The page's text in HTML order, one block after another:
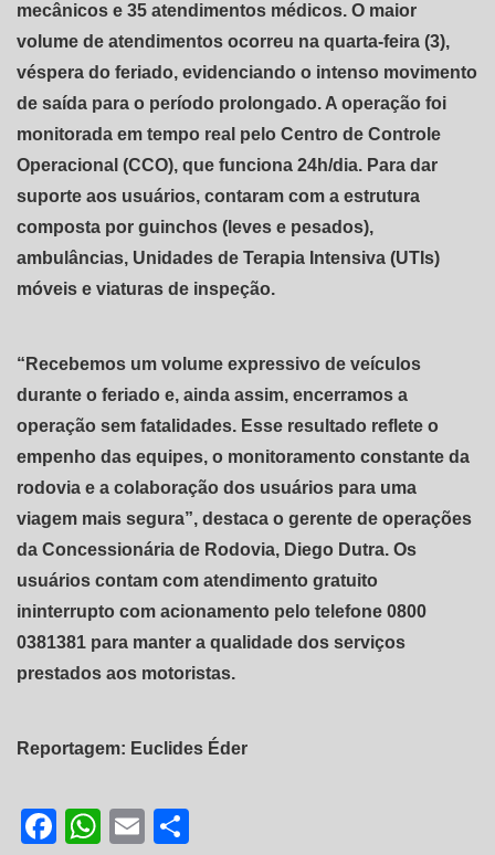
mecânicos e 35 atendimentos médicos. O maior
volume de atendimentos ocorreu na quarta-feira (3),
véspera do feriado, evidenciando o intenso movimento
de saída para o período prolongado. A operação foi
monitorada em tempo real pelo Centro de Controle
Operacional (CCO), que funciona 24h/dia. Para dar
suporte aos usuários, contaram com a estrutura
composta por guinchos (leves e pesados),
ambulâncias, Unidades de Terapia Intensiva (UTIs)
móveis e viaturas de inspeção.
“Recebemos um volume expressivo de veículos
durante o feriado e, ainda assim, encerramos a
operação sem fatalidades. Esse resultado reflete o
empenho das equipes, o monitoramento constante da
rodovia e a colaboração dos usuários para uma
viagem mais segura”, destaca o gerente de operações
da Concessionária de Rodovia, Diego Dutra. Os
usuários contam com atendimento gratuito
ininterrupto com acionamento pelo telefone 0800
0381381 para manter a qualidade dos serviços
prestados aos motoristas.
Reportagem: Euclides Éder
Facebook
WhatsApp
Email